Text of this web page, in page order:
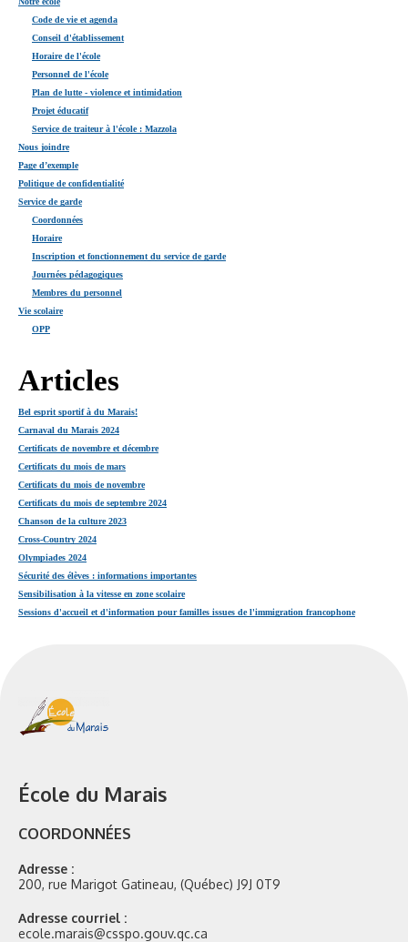
Code de vie et agenda
Conseil d'établissement
Horaire de l'école
Personnel de l'école
Plan de lutte - violence et intimidation
Projet éducatif
Service de traiteur à l'école : Mazzola
Nous joindre
Page d’exemple
Politique de confidentialité
Service de garde
Coordonnées
Horaire
Inscription et fonctionnement du service de garde
Journées pédagogiques
Membres du personnel
Vie scolaire
OPP
Articles
Bel esprit sportif à du Marais!
Carnaval du Marais 2024
Certificats de novembre et décembre
Certificats du mois de mars
Certificats du mois de novembre
Certificats du mois de septembre 2024
Chanson de la culture 2023
Cross-Country 2024
Olympiades 2024
Sécurité des élèves : informations importantes
Sensibilisation à la vitesse en zone scolaire
Sessions d'accueil et d'information pour familles issues de l'immigration francophone
École du Marais
COORDONNÉES
Adresse :
200, rue Marigot Gatineau, (Québec) J9J 0T9
Adresse courriel :
ecole.marais@csspo.gouv.qc.ca